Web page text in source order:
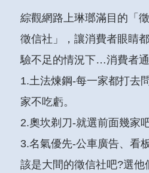
綜觀網路上琳瑯滿目的「
徵信社」，讓消費者眼睛
驗不足的情況下…消費者
1.土法煉鋼-每一家都打去
家不吃虧。
2.奧坎剃刀-就選前面幾家
3.名氣優先-公車廣告、看
該是大間的徵信社吧?選他